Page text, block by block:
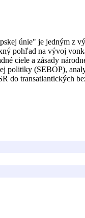
únie" je jedným z
pohľad na vývoj
ciele a zásady
politiky (SEBOP),
do transatlantických